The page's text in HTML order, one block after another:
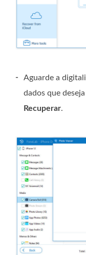
-
Aguarde a
dados que
Recuperar.